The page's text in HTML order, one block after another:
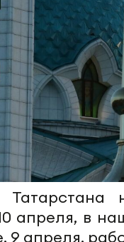
Татарстана
апреля, в
9 апреля,